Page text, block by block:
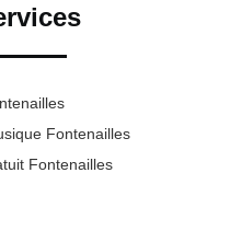
Fontenailles
Fontenailles